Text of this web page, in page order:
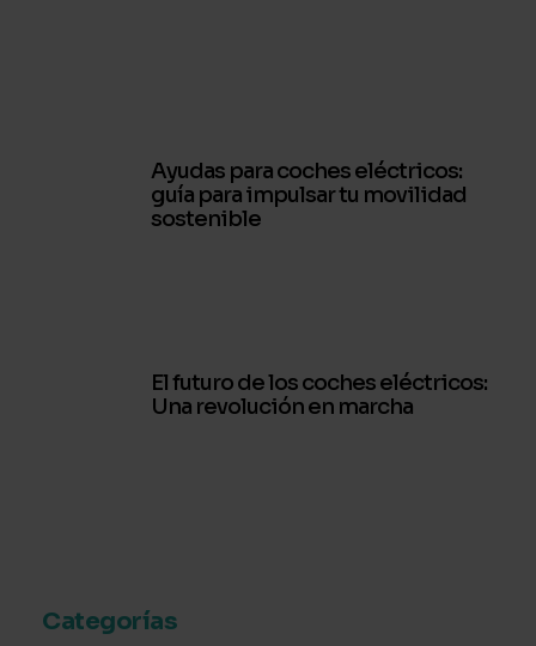
Ayudas para coches eléctricos:
guía para impulsar tu movilidad
sostenible
El futuro de los coches eléctricos:
Una revolución en marcha
Categorías